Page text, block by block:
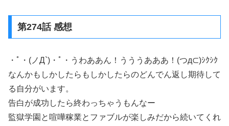
第274話 感想
・ﾟ・(ノД`)・ﾟ・うわああん！うううあああ！(つд⊂)ｼｸｼｸ
なんかもしかしたらもしかしたらのどんでん返し期待して
る自分がいます。
告白が成功したら終わっちゃうもんなー
監獄学園と喧嘩稼業とファブルが楽しみだから続いてくれ